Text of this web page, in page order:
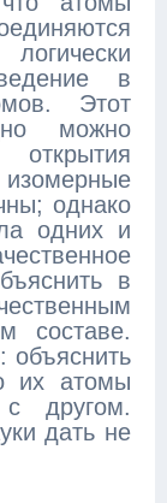
в
Этот
можно
однако
одних и
в
составе.
объяснить
их атомы
другом.
дать не